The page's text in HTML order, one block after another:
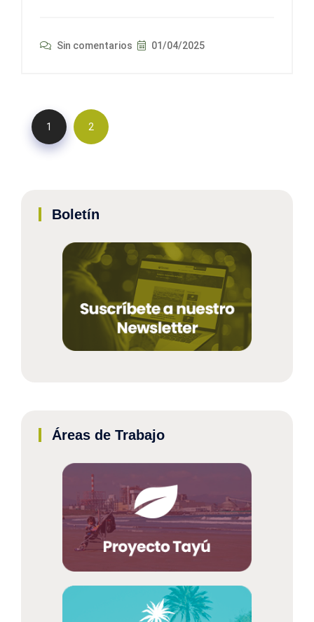
Sin comentarios 01/04/2025
1 2
Boletín
Áreas de Trabajo